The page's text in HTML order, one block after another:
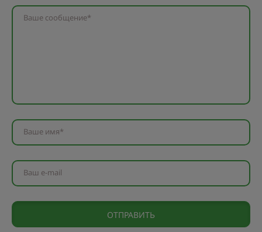
Ваше сообщение*
Ваше имя*
Ваш e-mail